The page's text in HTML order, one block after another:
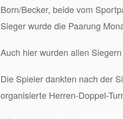
Born/Becker, beide vom
Sieger wurde die Paarung
Auch hier wurden allen
Die Spieler dankten nach der
organisierte Herren-Doppel-